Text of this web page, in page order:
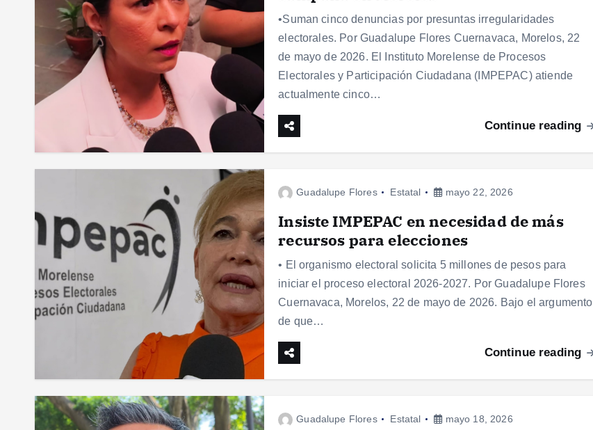
•Suman cinco denuncias por presuntas irregularidades
electorales. Por Guadalupe Flores Cuernavaca, Morelos, 22
de mayo de 2026. El Instituto Morelense de Procesos
Electorales y Participación Ciudadana (IMPEPAC) atiende
actualmente cinco…
Continue reading
Guadalupe Flores Estatal mayo 22, 2026
Insiste IMPEPAC en necesidad de más
recursos para elecciones
• El organismo electoral solicita 5 millones de pesos para
iniciar el proceso electoral 2026-2027. Por Guadalupe Flores
Cuernavaca, Morelos, 22 de mayo de 2026. Bajo el argumento
de que…
Continue reading
Guadalupe Flores Estatal mayo 18, 2026